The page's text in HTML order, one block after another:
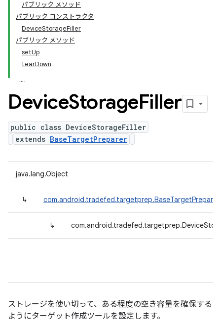
パブリック メソッド
パブリック コンストラクタ
DeviceStorageFiller
パブリック メソッド
setUp
tearDown
DeviceStorageFiller
public class DeviceStorageFiller
extends BaseTargetPreparer
java.lang.Object
↳ com.android.tradefed.targetprep.BaseTargetPreparer
↳
ストレージを使い切って、ある程度の空き容量を確保する
ようにターゲット作成ツールを設定します。